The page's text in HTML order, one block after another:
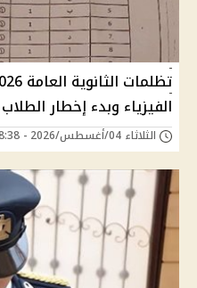
الفيزياء وبدء إخطار
الثلاثاء 04/أغسطس/2026 - 08:38 م